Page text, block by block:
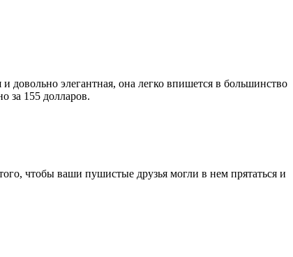
довольно элегантная, она легко впишется в большинство
за 155 долларов.
чтобы ваши пушистые друзья могли в нем прятаться и